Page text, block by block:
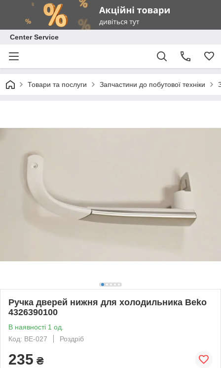
Center Service
Товари та послуги Запчастини до побутової техніки
Ручка дверей нижня для холодильника Beko
4326390100
В наявності 1 од.
Код: BE-027
Роздріб
235 ₴